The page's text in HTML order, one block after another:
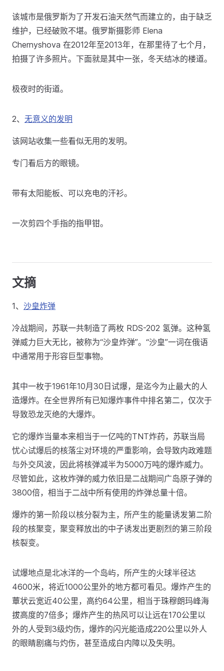
该城市是俄罗斯为了开发石油天然气而建立的，由于缺乏
维护，已经破败不堪。俄罗斯摄影师 Elena
Chernyshova 在2012年至2013年，在那里待了七个月，
拍摄了许多照片。下面就是其中一张，冬天结冰的楼道。
极夜时的街道。
2、 无意义的发明
该网站收集一些看似无用的发明。
专门看后方的眼镜。
带有太阳能板、可以充电的汗衫。
一次剪四个手指的指甲钳。
文摘
1、 沙皇炸弹
冷战期间，苏联一共制造了两枚 RDS-202 氢弹。这种氢
弹威力巨大无比，被称为“沙皇炸弹”。“沙皇”一词在俄语
中通常用于形容巨型事物。
其中一枚于1961年10月30日试爆，是迄今为止最大的人
造爆炸。在全世界所有已知爆炸事件中排名第二，仅次于
导致恐龙灭绝的大爆炸。
它的爆炸当量本来相当于一亿吨的TNT炸药，苏联当局
忧心试爆后的核落尘对环境的严重影响，会导致内政难题
与外交风波，因此将核弹减半为5000万吨的爆炸威力。
尽管如此，这枚炸弹的威力依旧是二战期间广岛原子弹的
3800倍，相当于二战中所有使用的炸弹总量十倍。
爆炸的第一阶段以核分裂为主，所产生的能量诱发第二阶
段的核聚变，聚变释放出的中子诱发出更剧烈的第三阶段
核裂变。
试爆地点是北冰洋的一个岛屿，所产生的火球半径达
4600米，将近1000公里外的地方都可看见。爆炸产生的
蕈状云宽近40公里，高约64公里，相当于珠穆朗玛峰海
拔高度的7倍多；爆炸产生的热风可以让远在170公里以
外的人受到3级灼伤，爆炸的闪光能造成220公里以外人
的眼睛剧痛与灼伤，甚至造成白内障以及失明。